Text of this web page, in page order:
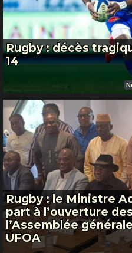
Rugby : décès
14
Rugby : le Ministre
part à l’ouverture
l’Assemblée
UFOA